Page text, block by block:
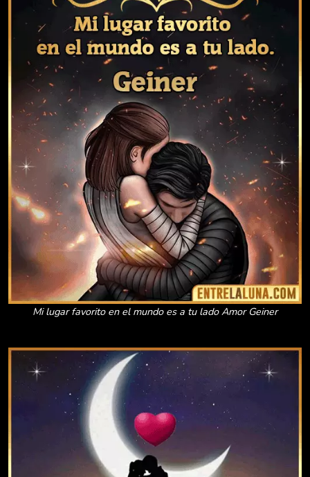
Mi lugar favorito en el mundo es a tu lado Amor Geiner